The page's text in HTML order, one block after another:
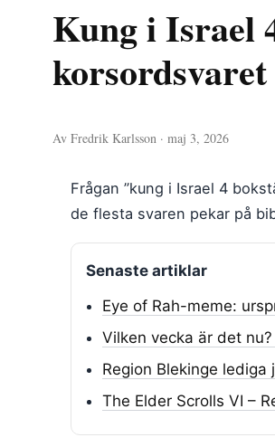
Kung i Israel
korsordsvaret
Av Fredrik Karlsson · maj 3, 2026
Frågan ”kung i Israel 4
de flesta svaren pekar på
Senaste artiklar
Eye of Rah-meme:
Vilken vecka är det
Region Blekinge lediga
The Elder Scrolls VI –